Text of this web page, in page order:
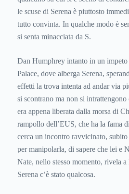
le scuse di Serena è piuttosto
tutto convinta. In qualche modo è
si senta minacciata da S.
Dan Humphrey intanto in un
Palace, dove alberga Serena,
effetti la trova intenta ad andar via
si scontrano ma non si
era appena liberata dalla morsa di
rampollo dell’EUS, che ha la fama di
cerca un incontro ravvicinato,
per manipolarla, di sapere che lei e
Nate, nello stesso momento, rivela
Serena c’è stato qualcosa.